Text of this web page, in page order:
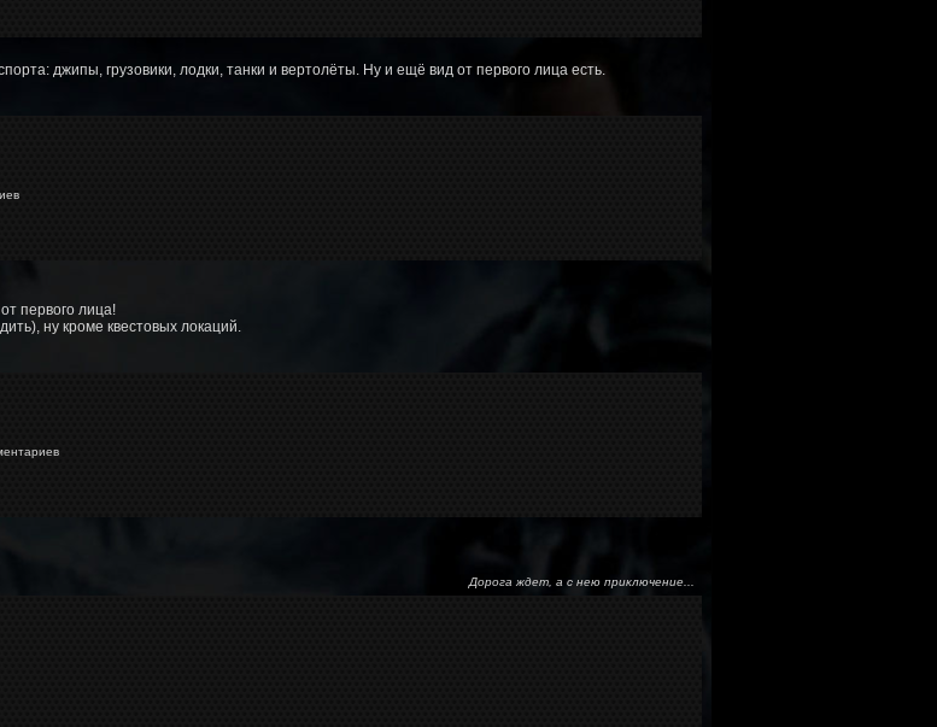
джипы, грузовики, лодки, танки и вертолёты. Ну и ещё вид от первого лица есть.
первого лица!
ну кроме квестовых локаций.
Дорога ждет, а с нею приключение...